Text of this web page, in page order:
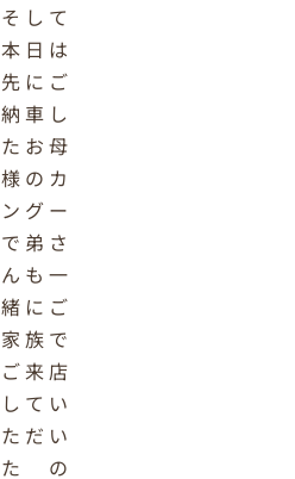
そして
本日は
先にご
納車し
たお母
様のカ
ングー
で弟さ
んも一
緒にご
家族で
ご来店
してい
ただい
たの